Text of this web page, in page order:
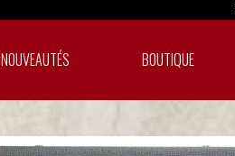
NOUVEAUTÉS BOUTIQUE